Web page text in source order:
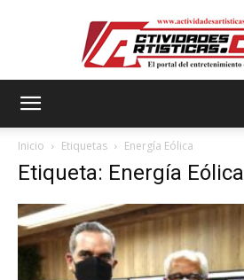
Inicio Etiquetas Energía Eólica
Etiqueta: Energía Eólica